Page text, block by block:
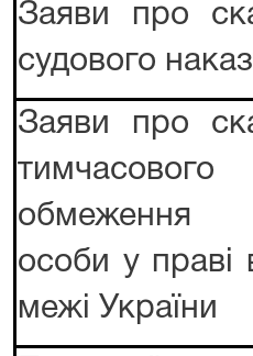
Заяви про
судового
Заяви про
тимчасового
обмеження
особи у праві
межі України